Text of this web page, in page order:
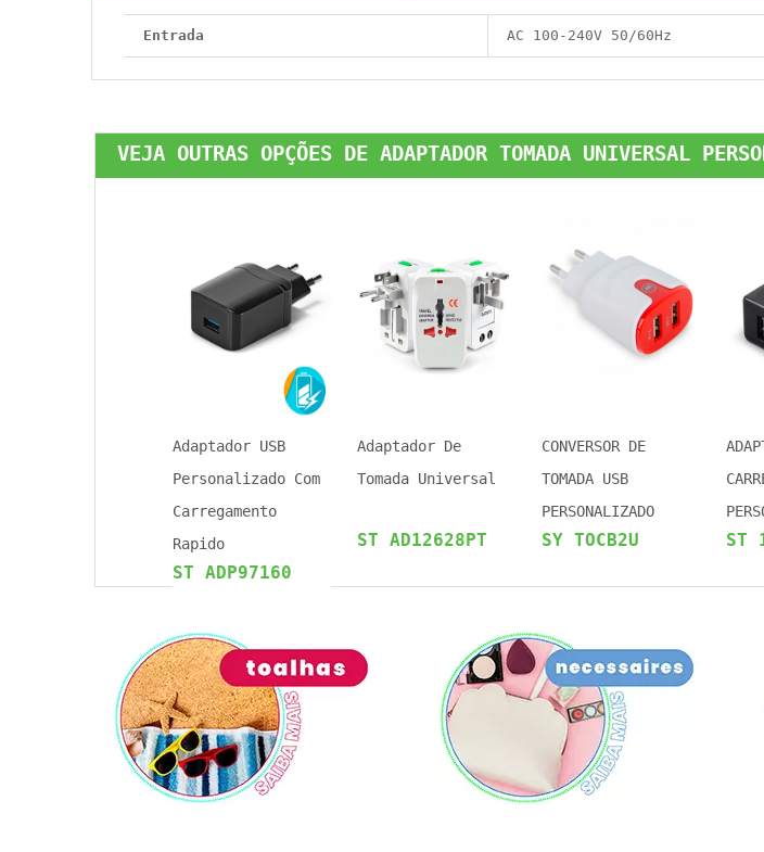
Entrada AC 100-240V 50/60Hz
VEJA OUTRAS OPÇÕES DE ADAPTADOR TOMADA UNIVERSAL
Adaptador USB
Personalizado Com
Carregamento
Rapido
ST ADP97160
Adaptador De
Tomada Universal
ST AD12628PT
CONVERSOR DE
TOMADA USB
PERSONALIZADO
SY TOCB2U ST